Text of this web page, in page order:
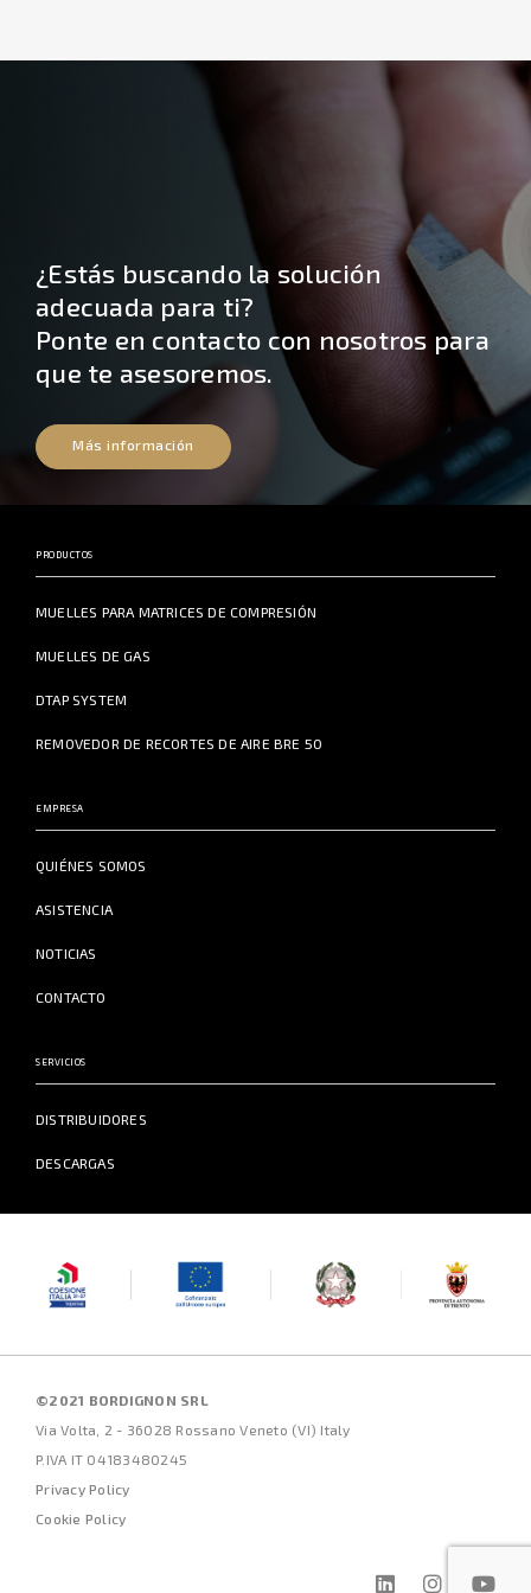
¿Estás buscando la solución
adecuada para ti?
Ponte en contacto con nosotros para
que te asesoremos.
Más información
PRODUCTOS
MUELLES PARA MATRICES DE COMPRESIÓN
MUELLES DE GAS
DTAP SYSTEM
REMOVEDOR DE RECORTES DE AIRE BRE 50
EMPRESA
QUIÉNES SOMOS
ASISTENCIA
NOTICIAS
CONTACTO
SERVICIOS
DISTRIBUIDORES
DESCARGAS
©2021 BORDIGNON SRL
Via Volta, 2 - 36028 Rossano Veneto (VI) Italy
P.IVA IT 04183480245
Privacy Policy
Cookie Policy